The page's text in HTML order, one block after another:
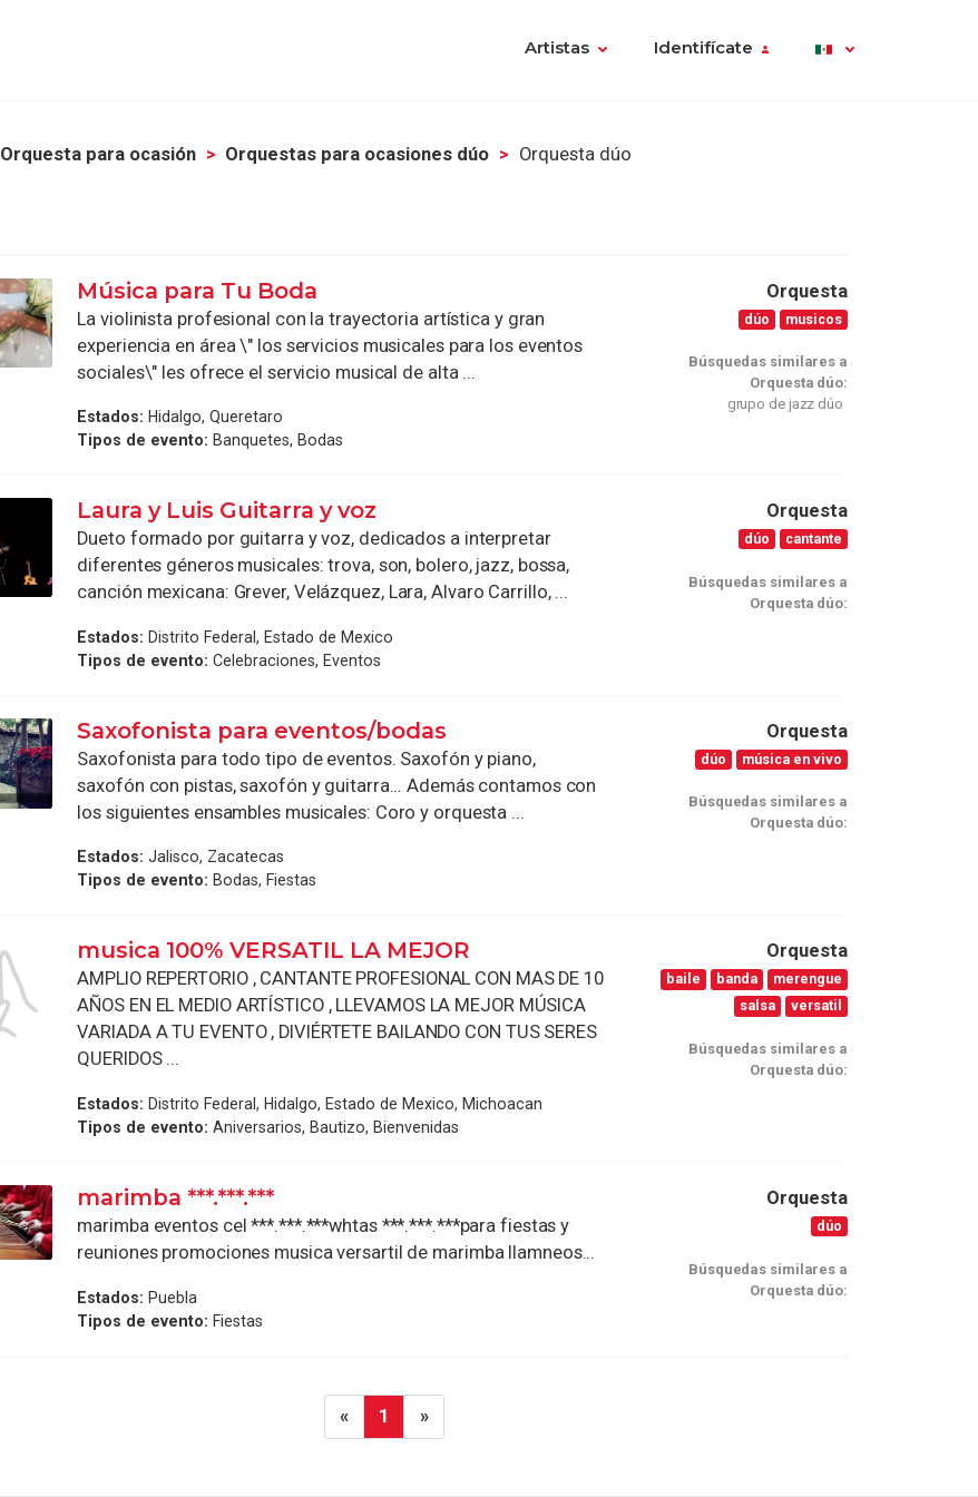
Artistas Identifícate
Orquesta para ocasión Orquestas para ocasiones dúo Orquesta dúo
Música para Tu Boda
La violinista profesional con la trayectoria artística y gran
experiencia en área \" los servicios musicales para los eventos
sociales\" les ofrece el servicio musical de alta ...
Estados: Hidalgo, Queretaro
Tipos de evento: Banquetes, Bodas
Orquesta
dúo musicos
Búsquedas similares a
Orquesta dúo:
grupo de jazz dúo
Laura y Luis Guitarra y voz
Dueto formado por guitarra y voz, dedicados a interpretar
diferentes géneros musicales: trova, son, bolero, jazz, bossa,
canción mexicana: Grever, Velázquez, Lara, Alvaro Carrillo, ...
Estados: Distrito Federal, Estado de Mexico
Tipos de evento: Celebraciones, Eventos
Orquesta
dúo cantante
Búsquedas similares a
Orquesta dúo:
Saxofonista para eventos/bodas
Saxofonista para todo tipo de eventos. Saxofón y piano,
saxofón con pistas, saxofón y guitarra... Además contamos con
los siguientes ensambles musicales: Coro y orquesta ...
Estados: Jalisco, Zacatecas
Tipos de evento: Bodas, Fiestas
Orquesta
dúo música en vivo
Búsquedas similares a
Orquesta dúo:
musica 100% VERSATIL LA MEJOR
AMPLIO REPERTORIO , CANTANTE PROFESIONAL CON MAS DE 10
AÑOS EN EL MEDIO ARTÍSTICO , LLEVAMOS LA MEJOR MÚSICA
VARIADA A TU EVENTO , DIVIÉRTETE BAILANDO CON TUS SERES
QUERIDOS ...
Estados: Distrito Federal, Hidalgo, Estado de Mexico, Michoacan
Tipos de evento: Aniversarios, Bautizo, Bienvenidas
Orquesta
baile banda
merengue
salsa
versatil
Búsquedas similares a
Orquesta dúo:
marimba ***.***.***
marimba eventos cel ***.***.***whtas ***.***.***para fiestas y
reuniones promociones musica versartil de marimba llamneos...
Estados: Puebla
Tipos de evento: Fiestas
Orquesta
dúo
Búsquedas similares a
Orquesta dúo:
« 1 »